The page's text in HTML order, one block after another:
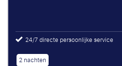
24/7 directe persoonlijke service
2 nachten